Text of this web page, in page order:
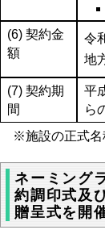
(6) 契約金
額
令
地
(7) 契約期
間
平
ら
※施設の正式名
ネーミング
約調印式及
贈呈式を開